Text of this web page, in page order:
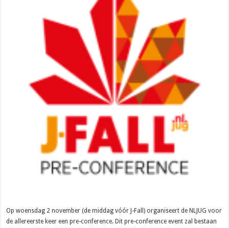
Op woensdag 2 november (de middag vóór J-Fall) organiseert de NLJUG voor
de allereerste keer een pre-conference. Dit pre-conference event zal bestaan